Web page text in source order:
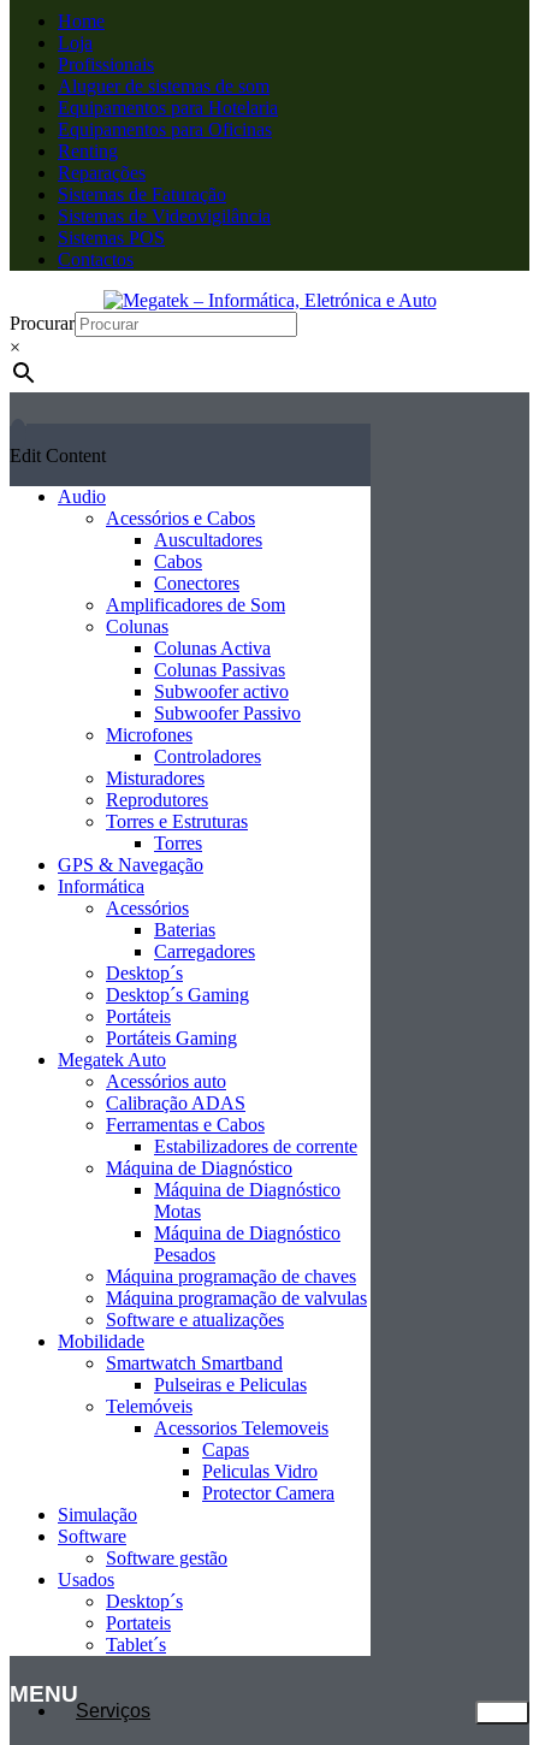
Home
Loja
Profissionais
Aluguer de sistemas de som
Equipamentos para Hotelaria
Equipamentos para Oficinas
Renting
Reparações
Sistemas de Faturação
Sistemas de Videovigilância
Sistemas POS
Contactos
Procurar
×
Edit Content
Audio
Acessórios e Cabos
Auscultadores
Cabos
Conectores
Amplificadores de Som
Colunas
Colunas Activa
Colunas Passivas
Subwoofer activo
Subwoofer Passivo
Microfones
Controladores
Misturadores
Reprodutores
Torres e Estruturas
Torres
GPS & Navegação
Informática
Acessórios
Baterias
Carregadores
Desktop´s
Desktop´s Gaming
Portáteis
Portáteis Gaming
Megatek Auto
Acessórios auto
Calibração ADAS
Ferramentas e Cabos
Estabilizadores de corrente
Máquina de Diagnóstico
Máquina de Diagnóstico
Motas
Máquina de Diagnóstico
Pesados
Máquina programação de chaves
Máquina programação de valvulas
Software e atualizações
Mobilidade
Smartwatch Smartband
Pulseiras e Peliculas
Telemóveis
Acessorios Telemoveis
Capas
Peliculas Vidro
Protector Camera
Simulação
Software
Software gestão
Usados
Desktop´s
Portateis
Tablet´s
MENU
Serviços